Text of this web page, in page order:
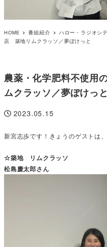
HOME 番組紹介 ハロー・ラジオシ
店 築地リムクラッソ／夢ぽけっと
農薬・化学肥料不使用
ムクラッソ／夢ぽけっと
投稿日
2023.05.15
新宮志歩です！きょうのゲストは、
☆築地 リムクラッソ
松島慶太郎さん